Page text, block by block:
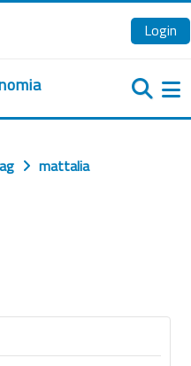
Login
mattalia